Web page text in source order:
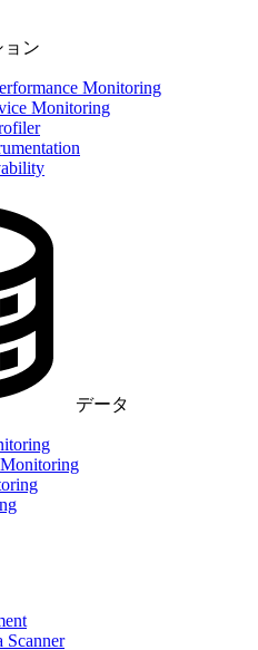
ョン
Monitoring
Monitoring
データ
Scanner